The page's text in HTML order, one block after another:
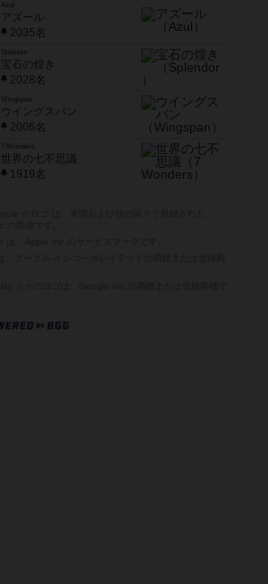
Azul
アズール
2035名
宝石の煌き
2028名
Wingspan
ウイングスパン
2006名
7 Wonders
世界の七不思議
1919名